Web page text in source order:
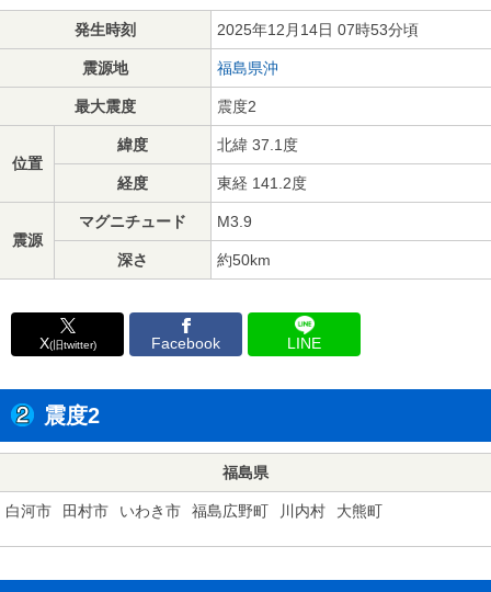
発生時刻 2025年12月14日 07時53分頃
震源地 福島県沖
最大震度 震度2
位置
緯度 北緯 37.1度
経度 東経 141.2度
震源
マグニチュード M3.9
深さ 約50km
X(旧twitter) Facebook LINE
震度2
福島県
白河市 田村市 いわき市 福島広野町 川内村 大熊町